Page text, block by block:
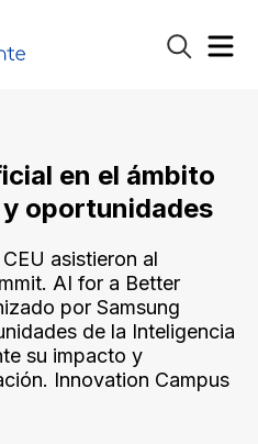
en el ámbito
oportunidades
asistieron al
AI for a Better
por Samsung
de la Inteligencia
su impacto y
Innovation Campus